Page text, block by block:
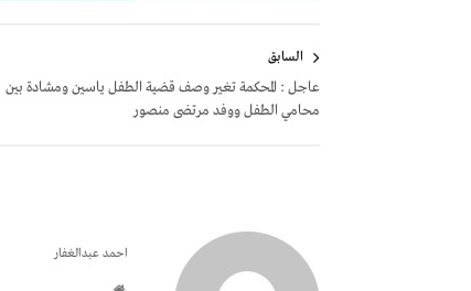
المقالات
السابق
عاجل : المحكمة تغير وصف قضية الطفل ياسين ومشادة بين
محامي الطفل ووفد مرتضى منصور
احمد عبدالغفار